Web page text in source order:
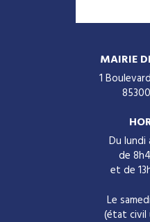
MAIRIE
1
Du lundi
de
et de
Le
(état civil